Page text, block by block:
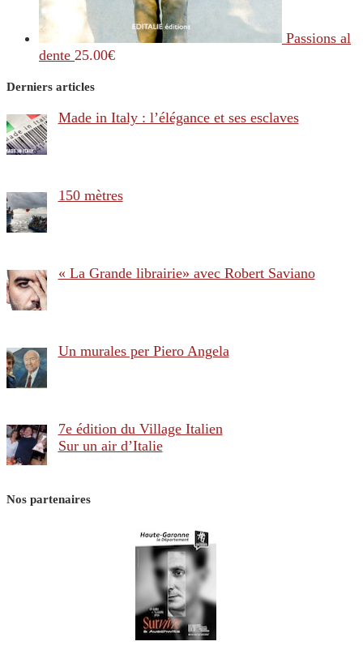
Passions al
dente 25.00€
Derniers articles
Made in Italy : l’élégance et ses esclaves
150 mètres
« La Grande librairie» avec Robert Saviano
Un murales per Piero Angela
7e édition du Village Italien
Sur un air d’Italie
Nos partenaires